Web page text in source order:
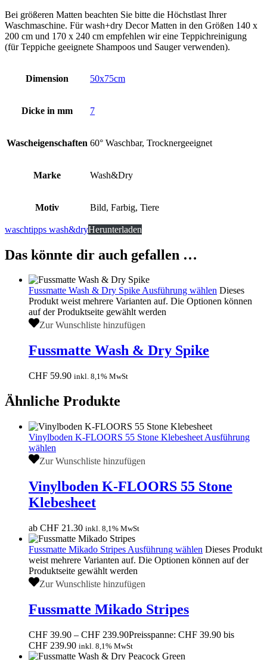
Bei größeren Matten beachten Sie bitte die Höchstlast Ihrer
Waschmaschine. Für wash+dry Decor Matten in den Größen 140 x
200 cm und 170 x 240 cm empfehlen wir eine Teppichreinigung
(für Teppiche geeignete Shampoos und Sauger verwenden).
Dimension 50x75cm
Dicke in mm 7
Wascheigenschaften 60° Waschbar, Trocknergeeignet
Marke Wash&Dry
Motiv Bild, Farbig, Tiere
waschtipps wash&dryHerunterladen
Das könnte dir auch gefallen …
Fussmatte Wash & Dry SpikeAusführung wählen Dieses
Produkt weist mehrere Varianten auf. Die Optionen können
auf der Produktseite gewählt werden
Zur Wunschliste hinzufügen
Fussmatte Wash & Dry Spike
CHF 59.90 inkl. 8,1% MwSt
Ähnliche Produkte
Vinylboden K-FLOORS 55 Stone Klebesheet Ausführung
wählen
Zur Wunschliste hinzufügen
Vinylboden K-FLOORS 55 Stone
Klebesheet
ab CHF 21.30 inkl. 8,1% MwSt
Fussmatte Mikado Stripes Ausführung wählen Dieses Produkt
weist mehrere Varianten auf. Die Optionen können auf der
Produktseite gewählt werden
Zur Wunschliste hinzufügen
Fussmatte Mikado Stripes
CHF 39.90 – CHF 239.90Preisspanne: CHF 39.90 bis
CHF 239.90 inkl. 8,1% MwSt